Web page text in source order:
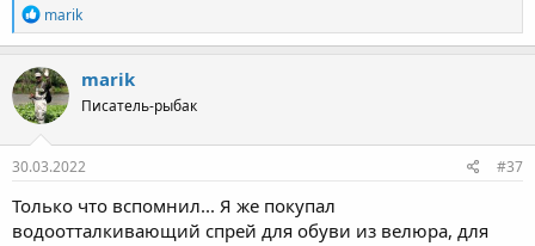
Р
е
а
к
ц
и
и
:
marik
marik
Писатель-рыбак
30.03.2022 #37
Только что вспомнил... Я же покупал
водоотталкивающий спрей для обуви из велюра, для